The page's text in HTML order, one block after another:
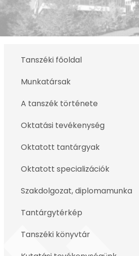
Tanszéki főoldal
Munkatársak
A tanszék története
Oktatási tevékenység
Oktatott tantárgyak
Oktatott specializációk
Szakdolgozat, diplomamunka
Tantárgytérkép
Tanszéki könyvtár